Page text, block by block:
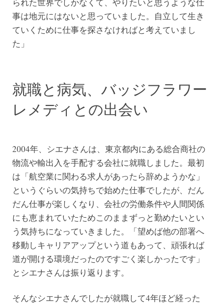
事は地元にはないと思っていました。自立して生き
ていくために仕事を探さなければと考えていまし
た」
就職と病気、バッジフラワー
レメディとの出会い
2004年、シエナさんは、東京都内にある総合商社の
物流や輸出入を手配する会社に就職しました。最初
は「航空業に関わる求人があったら辞めようかな」
というぐらいの気持ちで始めた仕事でしたが、だん
だん仕事が楽しくなり、会社の労働条件や人間関係
にも恵まれていたためこのままずっと勤めたいとい
う気持ちになっていきました。「望めば他の部署へ
移動しキャリアアップという道もあって、頑張れば
道が開ける環境だったのですごく楽しかったです」
とシエナさんは振り返ります。
そんなシエナさんでしたが就職して4年ほど経った